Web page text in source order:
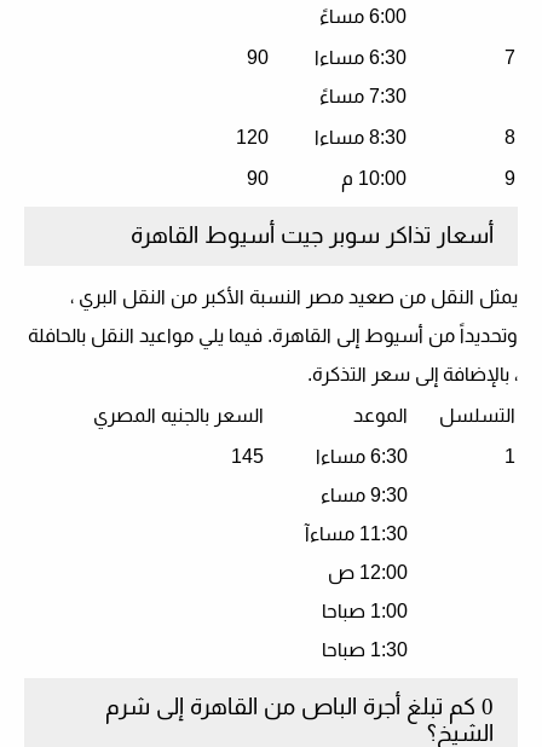
6:00 مساءً
7
6:30 مساءا
7:30 مساءً
90
8 8:30 مساءا
120
9
10:00 م 90
أسعار تذاكر سوبر جيت أسيوط القاهرة
يمثل النقل من صعيد مصر النسبة الأكبر من النقل البري ،
وتحديداً من أسيوط إلى القاهرة. فيما يلي مواعيد النقل بالحافلة
، بالإضافة إلى سعر التذكرة.
التسلسل
الموعد
السعر بالجنيه المصري
1
6:30 مساءا
9:30 مساء
11:30 مساءآ
12:00 ص
1:00 صباحا
1:30 صباحا
145
0 كم تبلغ أجرة الباص من القاهرة إلى شرم
الشيخ؟